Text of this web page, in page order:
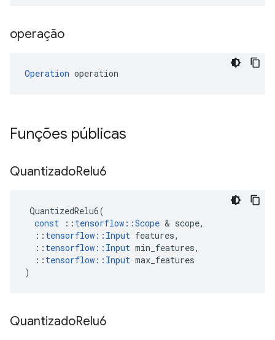
operação
Operation operation
Funções públicas
QuantizadoRelu6
QuantizedRelu6(
const
:: tensorflow ::Scope & scope,
:: tensorflow :: Input features,
:: tensorflow :: Input min_features,
:: tensorflow :: Input max_features
)
QuantizadoRelu6